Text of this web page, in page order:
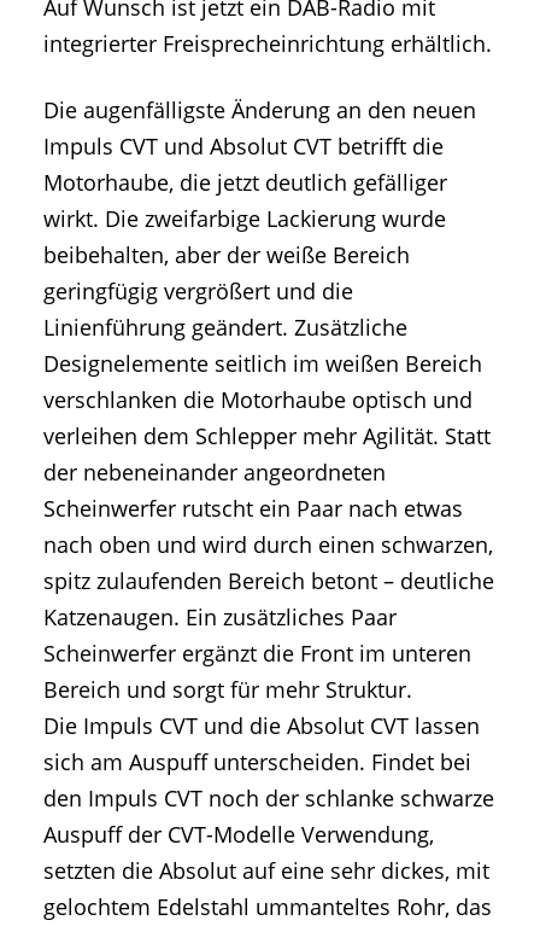
Auf Wunsch ist jetzt ein DAB-Radio mit
integrierter Freisprecheinrichtung erhältlich.
Die augenfälligste Änderung an den neuen
Impuls CVT und Absolut CVT betrifft die
Motorhaube, die jetzt deutlich gefälliger
wirkt. Die zweifarbige Lackierung wurde
beibehalten, aber der weiße Bereich
geringfügig vergrößert und die
Linienführung geändert. Zusätzliche
Designelemente seitlich im weißen Bereich
verschlanken die Motorhaube optisch und
verleihen dem Schlepper mehr Agilität. Statt
der nebeneinander angeordneten
Scheinwerfer rutscht ein Paar nach etwas
nach oben und wird durch einen schwarzen,
spitz zulaufenden Bereich betont – deutliche
Katzenaugen. Ein zusätzliches Paar
Scheinwerfer ergänzt die Front im unteren
Bereich und sorgt für mehr Struktur.
Die Impuls CVT und die Absolut CVT lassen
sich am Auspuff unterscheiden. Findet bei
den Impuls CVT noch der schlanke schwarze
Auspuff der CVT-Modelle Verwendung,
setzten die Absolut auf eine sehr dickes, mit
gelochtem Edelstahl ummanteltes Rohr, das